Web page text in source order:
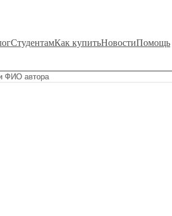
СтудентамКак купитьНовостиПомощь